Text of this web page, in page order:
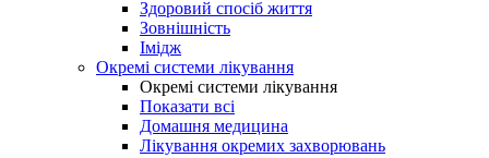
Здоровий спосіб життя
Зовнішність
Імідж
Окремі системи лікування
Окремі системи лікування
Показати всі
Домашня медицина
Лікування окремих захворювань